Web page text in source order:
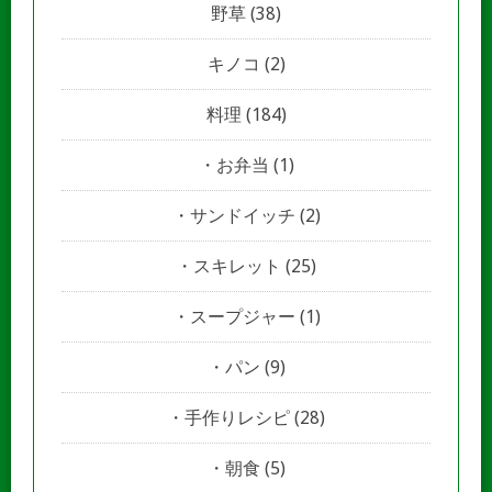
野草 (38)
キノコ (2)
料理 (184)
お弁当 (1)
サンドイッチ (2)
スキレット (25)
スープジャー (1)
パン (9)
手作りレシピ (28)
朝食 (5)